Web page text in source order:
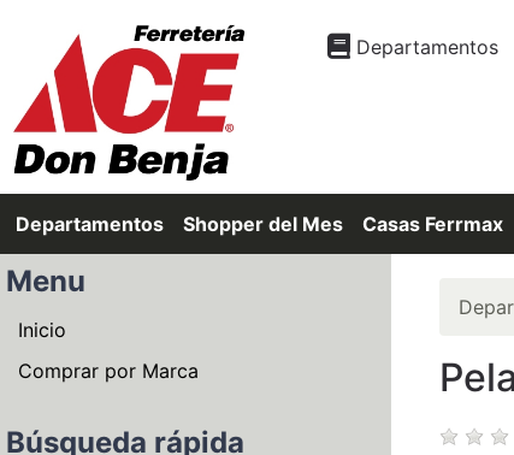
Departamentos
Departamentos Shopper del Mes Casas Ferrmax
Menu
Inicio
Comprar por Marca
Búsqueda rápida